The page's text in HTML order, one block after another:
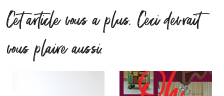
Cet article vous a plus. Ceci devrait
vous plaire aussi.